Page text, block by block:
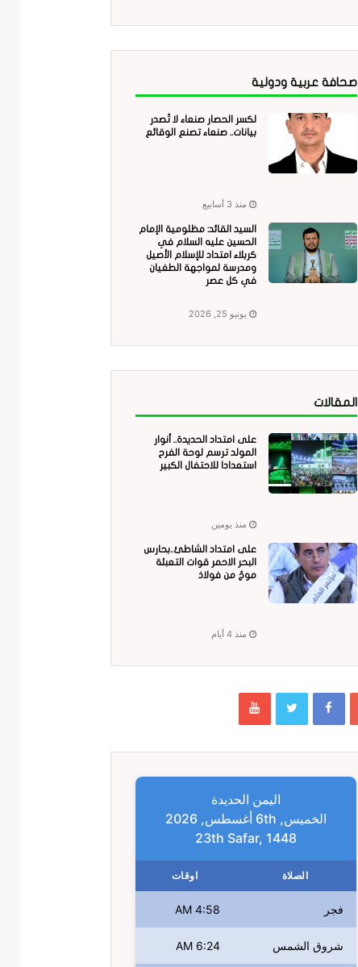
صحافة عربية ودولية
لكسر الحصار صنعاء لا تُصدر
بيانات.. صنعاء تصنع الوقائع
منذ 3 أسابيع
السيد القائد: مظلومية الإمام
الحسين عليه السلام في
كربلاء امتداد للإسلام الأصيل
ومدرسة لمواجهة الطغيان
في كل عصر
يونيو 25, 2026
المقالات
على امتداد الحديدة.. أنوار
المولد ترسم لوحة الفرح
استعدادا للاحتفال الكبير
منذ يومين
على امتداد الشاطئ..بحارس
البحر الاحمر قوات التعبئة
موجٌ من فولاذ
منذ 4 أيام
اليمن الحديدة
الخميس, 6th أغسطس, 2026
23th Safar, 1448
الصلاة اوقات
فجر 4:58 AM
شروق الشمس 6:24 AM